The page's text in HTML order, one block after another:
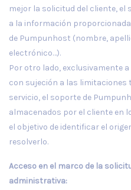
mejor la solicitud del cliente,
a la información
de Pumpunhost (nombre,
electrónico…).
Por otro lado, exclusivamente
con sujeción a las limitaciones
servicio, el soporte de
almacenados por el cliente en
el objetivo de identificar el
resolverlo.
Acceso en el marco de la
administrativa: